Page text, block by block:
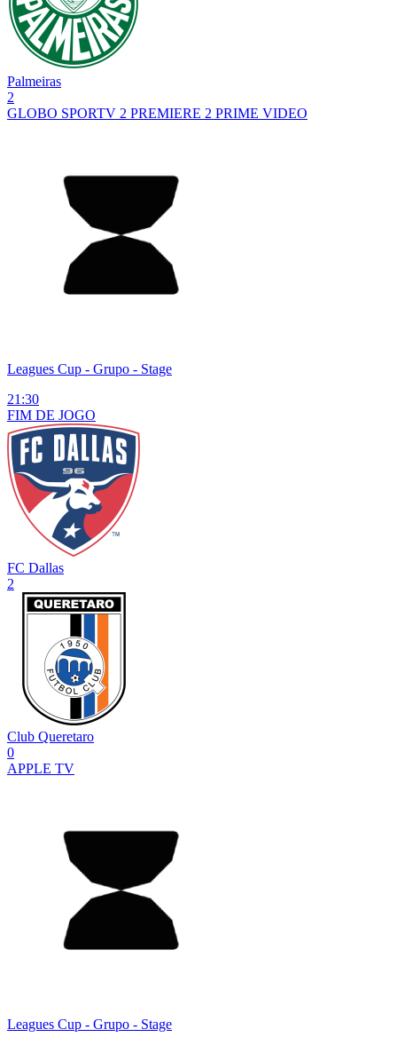
Palmeiras
2
GLOBO SPORTV 2 PREMIERE 2 PRIME VIDEO
Leagues Cup - Grupo - Stage
21:30
FIM DE JOGO
FC Dallas
2
Club Queretaro
0
APPLE TV
Leagues Cup - Grupo - Stage